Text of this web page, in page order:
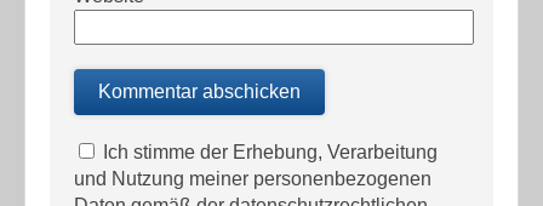
Ich stimme der Erhebung, Verarbeitung
und Nutzung meiner personenbezogenen